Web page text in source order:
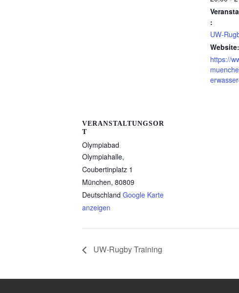
:
UW-
Website:
https://
VERANSTALTUNGSOR
T
Olympiabad
Olympiahalle,
Coubertinplatz 1
München, 80809
Deutschland Google Karte
anzeigen
UW-Rugby Training